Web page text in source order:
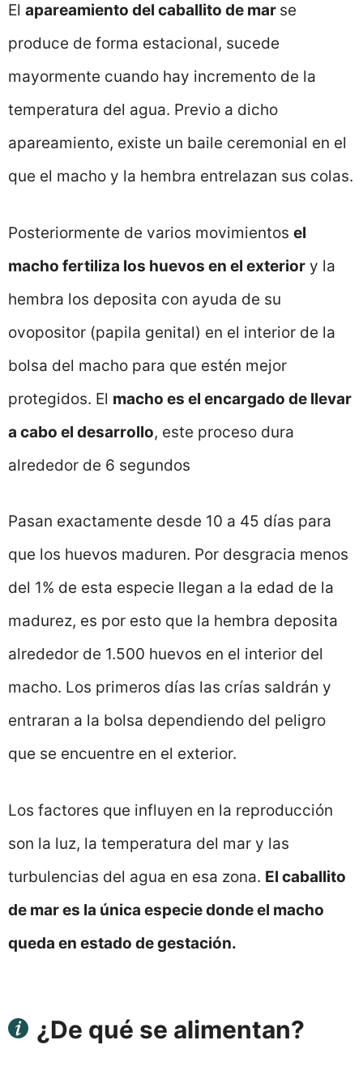
El apareamiento del caballito de mar se
produce de forma estacional, sucede
mayormente cuando hay incremento de la
temperatura del agua. Previo a dicho
apareamiento, existe un baile ceremonial en el
que el macho y la hembra entrelazan sus colas.
Posteriormente de varios movimientos el
macho fertiliza los huevos en el exterior y la
hembra los deposita con ayuda de su
ovopositor (papila genital) en el interior de la
bolsa del macho para que estén mejor
protegidos. El macho es el encargado de llevar
a cabo el desarrollo, este proceso dura
alrededor de 6 segundos
Pasan exactamente desde 10 a 45 días para
que los huevos maduren. Por desgracia menos
del 1% de esta especie llegan a la edad de la
madurez, es por esto que la hembra deposita
alrededor de 1.500 huevos en el interior del
macho. Los primeros días las crías saldrán y
entraran a la bolsa dependiendo del peligro
que se encuentre en el exterior.
Los factores que influyen en la reproducción
son la luz, la temperatura del mar y las
turbulencias del agua en esa zona. El caballito
de mar es la única especie donde el macho
queda en estado de gestación.
¿De qué se alimentan?